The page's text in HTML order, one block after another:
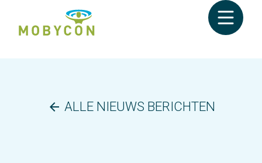
arrow_back ALLE NIEUWS BERICHTEN